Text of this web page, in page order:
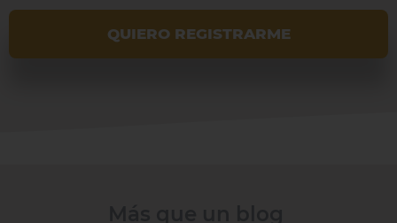
QUIERO REGISTRARME